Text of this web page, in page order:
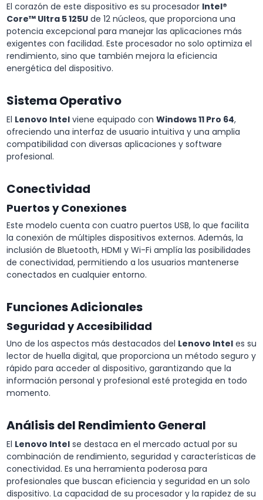
El corazón de este dispositivo es su procesador Intel®
Core™ Ultra 5 125U de 12 núcleos, que proporciona una
potencia excepcional para manejar las aplicaciones más
exigentes con facilidad. Este procesador no solo optimiza el
rendimiento, sino que también mejora la eficiencia
energética del dispositivo.
Sistema Operativo
El Lenovo Intel viene equipado con Windows 11 Pro 64,
ofreciendo una interfaz de usuario intuitiva y una amplia
compatibilidad con diversas aplicaciones y software
profesional.
Conectividad
Puertos y Conexiones
Este modelo cuenta con cuatro puertos USB, lo que facilita
la conexión de múltiples dispositivos externos. Además, la
inclusión de Bluetooth, HDMI y Wi-Fi amplía las posibilidades
de conectividad, permitiendo a los usuarios mantenerse
conectados en cualquier entorno.
Funciones Adicionales
Seguridad y Accesibilidad
Uno de los aspectos más destacados del Lenovo Intel es su
lector de huella digital, que proporciona un método seguro y
rápido para acceder al dispositivo, garantizando que la
información personal y profesional esté protegida en todo
momento.
Análisis del Rendimiento General
El Lenovo Intel se destaca en el mercado actual por su
combinación de rendimiento, seguridad y características de
conectividad. Es una herramienta poderosa para
profesionales que buscan eficiencia y seguridad en un solo
dispositivo. La capacidad de su procesador y la rapidez de su